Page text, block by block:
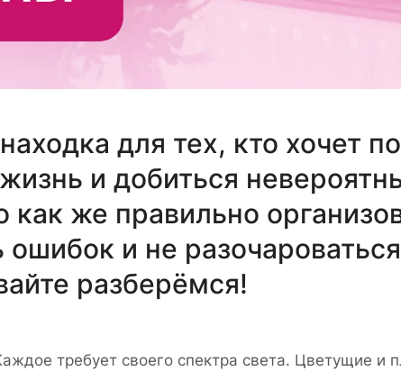
для тех, кто хочет
и добиться
как же правильно
и не
разберёмся!
требует своего спектра света. Цветущие и